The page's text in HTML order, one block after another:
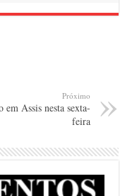
Próximo
em Assis nesta sexta-
feira